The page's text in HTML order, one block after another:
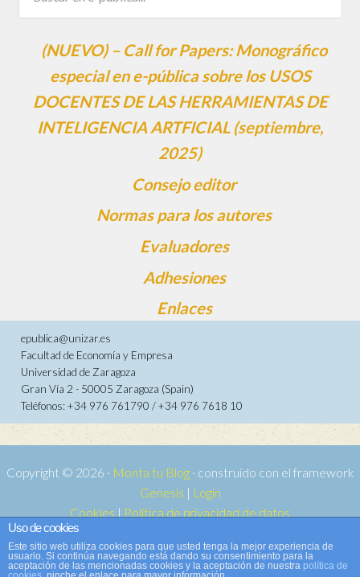
(NUEVO) – Call for Papers: Monográfico
especial en e-pública sobre los USOS
DOCENTES DE LAS HERRAMIENTAS DE
INTELIGENCIA ARTFICIAL (septiembre,
2025)
Consejo editor
Normas para los autores
Evaluadores
Adhesiones
Enlaces
epublica@unizar.es
Facultad de Economía y Empresa
Universidad de Zaragoza
Gran Vía 2 - 50005 Zaragoza (Spain)
Teléfonos: +34 976 761790 / +34 976 7618 10
Copyright © 2026 · Monta tu Blog· construido con el framework
Genesis | Login
Cookies | Política de privacidad de datos
Copyright © 2026 ·
WordPress·Acceder
Uso de cookies
Este sitio web utiliza cookies para que usted tenga la mejor experiencia de
usuario. Si continúa navegando está dando su consentimiento para la
aceptación de las mencionadas cookies y la aceptación de nuestra política de